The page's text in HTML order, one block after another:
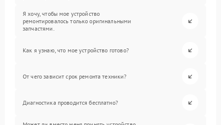
Я хочу, чтобы мое устройство
ремонтировалось только оригинальными
запчастями.
Как я узнаю, что мое устройство готово?
От чего зависит срок ремонта техники?
Диагностика проводится бесплатно?